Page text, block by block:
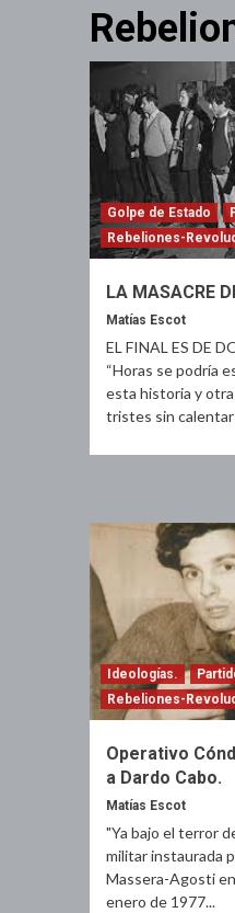
Golpe de Estado
Rebeliones-
LA MASACRE
Matías Escot
EL FINAL ES DE
“Horas se podría
esta historia y
tristes sin calentar
Ideologías.
Rebeliones-
Operativo
a Dardo Cabo.
Matías Escot
"Ya bajo el terror
militar instaurada
Massera-Agosti
enero de 1977...